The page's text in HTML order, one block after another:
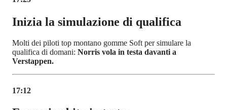
Inizia la simulazione di qualifica
Molti dei piloti top montano gomme Soft per simulare la
qualifica di domani: Norris vola in testa davanti a
Verstappen.
17:12